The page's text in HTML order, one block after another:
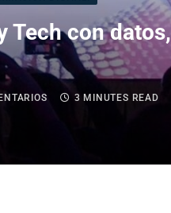
Tech con
3 MINUTES READ